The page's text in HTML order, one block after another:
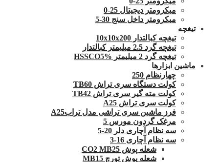
میکرومتر دیجیتال 25-0
میکرومتر داخل سنج 30-5
تیغچه
تیغچه کبالتدار 10x10x200
تیغچه گرد 2.5 میلیمتر کبالتدار
تیغچه گرد 2 میلیمتر HSSCO5%
ماشین ابزارها
چهارنظام 250
کولت دستگاه سری تراش TB60
کولت مته گیر سری تراش TB42
کولت سری تراش A25
فرز ماشین سری تراشی مدل ترابA25
مرغک گردون مورس 5
سه نظام آچاری دلر 20-5
سه نظام آچاری 16-3
شعله پوش CO2 MB25
شعله پوش تورچ MB15